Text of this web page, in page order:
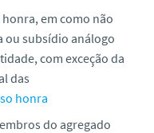
em como não
ou subsídio análogo
com exceção da
das
honra
do agregado